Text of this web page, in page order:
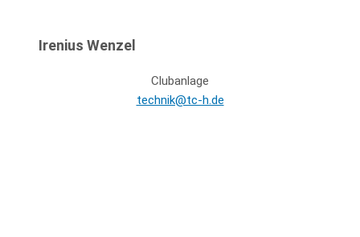
Irenius Wenzel
Clubanlage
technik@tc-h.de